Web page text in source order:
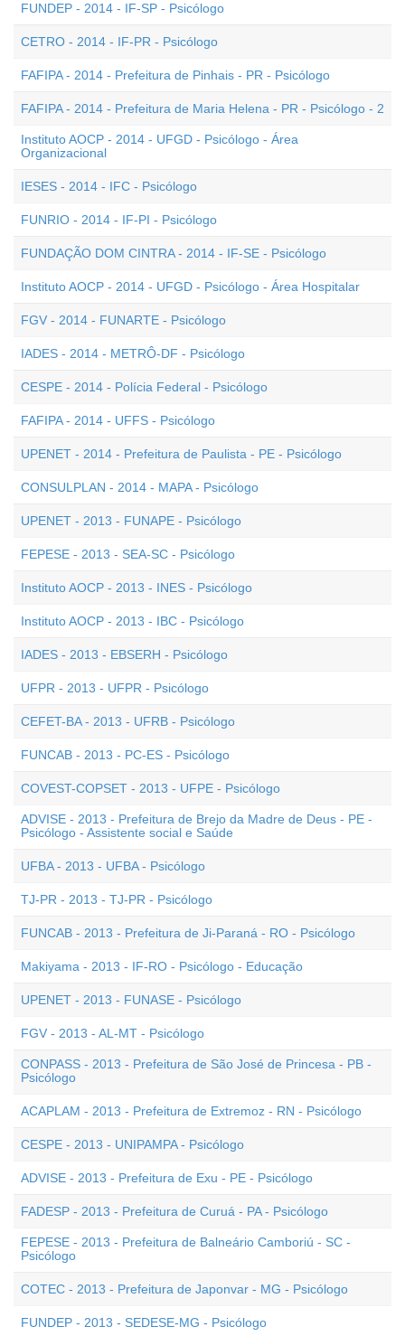
FUNDEP - 2014 - IF-SP - Psicólogo
CETRO - 2014 - IF-PR - Psicólogo
FAFIPA - 2014 - Prefeitura de Pinhais - PR - Psicólogo
FAFIPA - 2014 - Prefeitura de Maria Helena - PR - Psicólogo - 2
Instituto AOCP - 2014 - UFGD - Psicólogo - Área
Organizacional
IESES - 2014 - IFC - Psicólogo
FUNRIO - 2014 - IF-PI - Psicólogo
FUNDAÇÃO DOM CINTRA - 2014 - IF-SE - Psicólogo
Instituto AOCP - 2014 - UFGD - Psicólogo - Área Hospitalar
FGV - 2014 - FUNARTE - Psicólogo
IADES - 2014 - METRÔ-DF - Psicólogo
CESPE - 2014 - Polícia Federal - Psicólogo
FAFIPA - 2014 - UFFS - Psicólogo
UPENET - 2014 - Prefeitura de Paulista - PE - Psicólogo
CONSULPLAN - 2014 - MAPA - Psicólogo
UPENET - 2013 - FUNAPE - Psicólogo
FEPESE - 2013 - SEA-SC - Psicólogo
Instituto AOCP - 2013 - INES - Psicólogo
Instituto AOCP - 2013 - IBC - Psicólogo
IADES - 2013 - EBSERH - Psicólogo
UFPR - 2013 - UFPR - Psicólogo
CEFET-BA - 2013 - UFRB - Psicólogo
FUNCAB - 2013 - PC-ES - Psicólogo
COVEST-COPSET - 2013 - UFPE - Psicólogo
ADVISE - 2013 - Prefeitura de Brejo da Madre de Deus - PE -
Psicólogo - Assistente social e Saúde
UFBA - 2013 - UFBA - Psicólogo
TJ-PR - 2013 - TJ-PR - Psicólogo
FUNCAB - 2013 - Prefeitura de Ji-Paraná - RO - Psicólogo
Makiyama - 2013 - IF-RO - Psicólogo - Educação
UPENET - 2013 - FUNASE - Psicólogo
FGV - 2013 - AL-MT - Psicólogo
CONPASS - 2013 - Prefeitura de São José de Princesa - PB -
Psicólogo
ACAPLAM - 2013 - Prefeitura de Extremoz - RN - Psicólogo
CESPE - 2013 - UNIPAMPA - Psicólogo
ADVISE - 2013 - Prefeitura de Exu - PE - Psicólogo
FADESP - 2013 - Prefeitura de Curuá - PA - Psicólogo
FEPESE - 2013 - Prefeitura de Balneário Camboriú - SC -
Psicólogo
COTEC - 2013 - Prefeitura de Japonvar - MG - Psicólogo
FUNDEP - 2013 - SEDESE-MG - Psicólogo